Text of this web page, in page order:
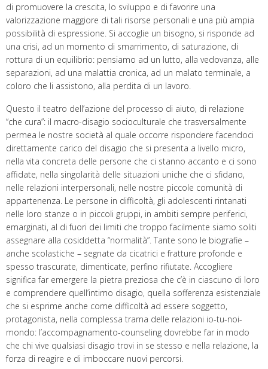
di promuovere la crescita, lo sviluppo e di favorire una
valorizzazione maggiore di tali risorse personali e una più ampia
possibilità di espressione. Si accoglie un bisogno, si risponde ad
una crisi, ad un momento di smarrimento, di saturazione, di
rottura di un equilibrio: pensiamo ad un lutto, alla vedovanza, alle
separazioni, ad una malattia cronica, ad un malato terminale, a
coloro che li assistono, alla perdita di un lavoro.
Questo il teatro dell’azione del processo di aiuto, di relazione
“che cura”: il macro-disagio socioculturale che trasversalmente
permea le nostre società al quale occorre rispondere facendoci
direttamente carico del disagio che si presenta a livello micro,
nella vita concreta delle persone che ci stanno accanto e ci sono
affidate, nella singolarità delle situazioni uniche che ci sfidano,
nelle relazioni interpersonali, nelle nostre piccole comunità di
appartenenza. Le persone in difficoltà, gli adolescenti rintanati
nelle loro stanze o in piccoli gruppi, in ambiti sempre periferici,
emarginati, al di fuori dei limiti che troppo facilmente siamo soliti
assegnare alla cosiddetta “normalità”. Tante sono le biografie –
anche scolastiche – segnate da cicatrici e fratture profonde e
spesso trascurate, dimenticate, perfino rifiutate. Accogliere
significa far emergere la pietra preziosa che c’è in ciascuno di loro
e comprendere quell’intimo disagio, quella sofferenza esistenziale
che si esprime anche come difficoltà ad essere soggetto,
protagonista, nella complessa trama delle relazioni io-tu-noi-
mondo: l’accompagnamento-counseling dovrebbe far in modo
che chi vive qualsiasi disagio trovi in se stesso e nella relazione, la
forza di reagire e di imboccare nuovi percorsi.